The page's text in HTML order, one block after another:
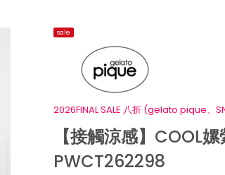
sale
2026FINAL SALE 八折 (gelato pique、
【接觸涼感】COOL
PWCT262298